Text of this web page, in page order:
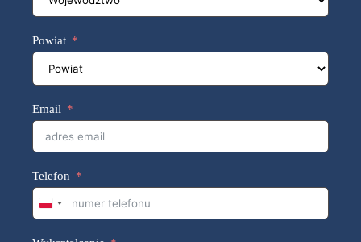
Powiat
Email
Telefon
P
o